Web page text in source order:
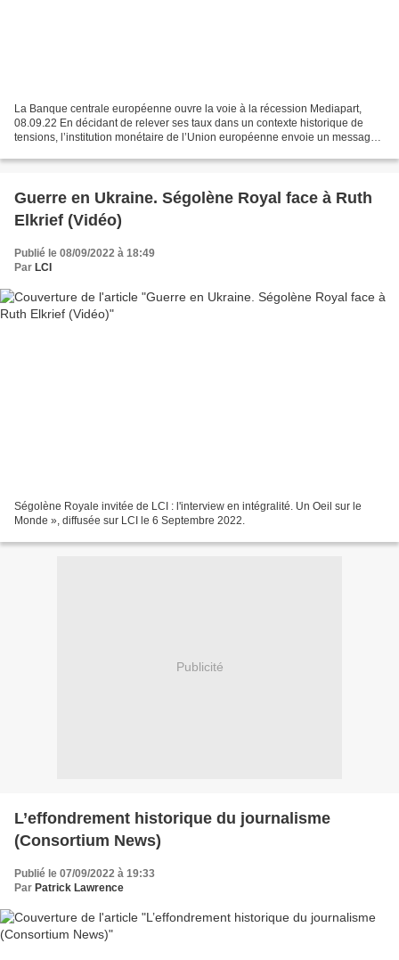
La Banque centrale européenne ouvre la voie à la récession Mediapart,
08.09.22 En décidant de relever ses taux dans un contexte historique de
tensions, l’institution monétaire de l’Union européenne envoie un message
Guerre en Ukraine. Ségolène Royal face à Ruth
Elkrief (Vidéo)
Publié le 08/09/2022 à 18:49
Par LCI
Ségolène Royale invitée de LCI : l'interview en intégralité. Un Oeil sur le
Monde », diffusée sur LCI le 6 Septembre 2022.
Publicité
L’effondrement historique du journalisme
(Consortium News)
Publié le 07/09/2022 à 19:33
Par Patrick Lawrence